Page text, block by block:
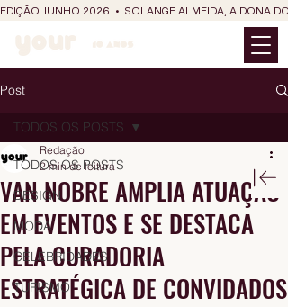
EDIÇÃO JUNHO 2026  •  SOLANGE ALMEIDA, A DONA
Post
TODOS OS POSTS
DESIGN
MODA
CELEBRIDADES
TURISMO
TODOS OS POSTS
VAN NOBRE AMPLIA ATUAÇÃO
EM EVENTOS E SE DESTACA
PELA CURADORIA
ESTRATÉGICA DE CONVIDADOS
Redação
2 min de leitura